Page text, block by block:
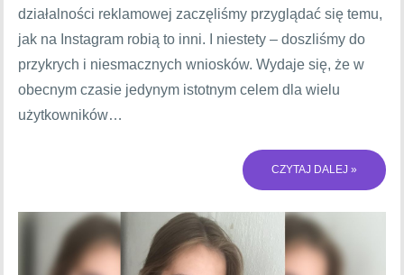
działalności reklamowej zaczęliśmy przyglądać się temu,
jak na Instagram robią to inni. I niestety – doszliśmy do
przykrych i niesmacznych wniosków. Wydaje się, że w
obecnym czasie jedynym istotnym celem dla wielu
użytkowników…
CZYTAJ DALEJ »